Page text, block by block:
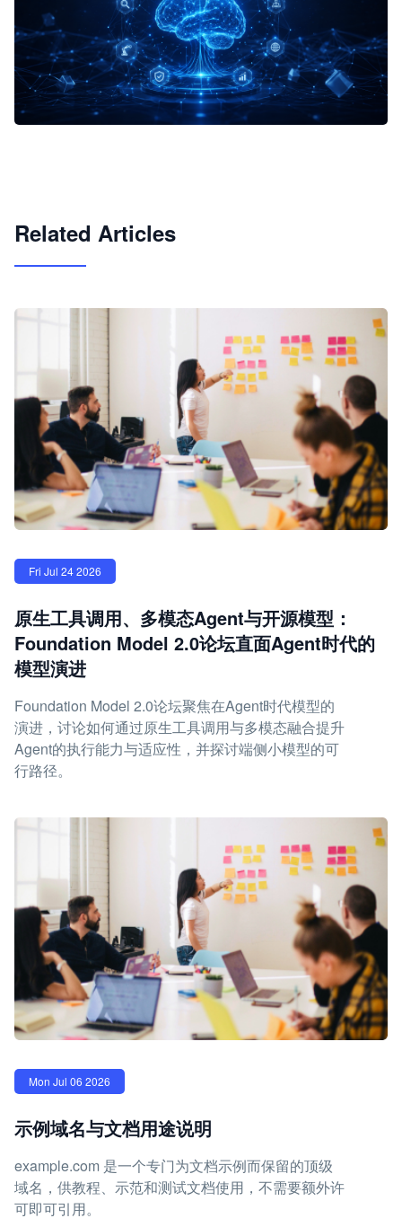
Related Articles
Fri Jul 24 2026
原生工具调用、多模态Agent与开源模型：
Foundation Model 2.0论坛直面Agent时代的
模型演进
Foundation Model 2.0论坛聚焦在Agent时代模型的
演进，讨论如何通过原生工具调用与多模态融合提升
Agent的执行能力与适应性，并探讨端侧小模型的可
行路径。
Mon Jul 06 2026
示例域名与文档用途说明
example.com 是一个专门为文档示例而保留的顶级
域名，供教程、示范和测试文档使用，不需要额外许
可即可引用。